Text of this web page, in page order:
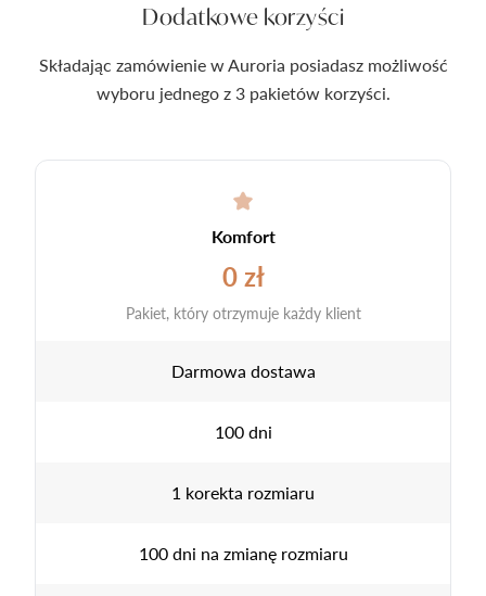
Dodatkowe korzyści
Składając zamówienie w Auroria posiadasz możliwość
wyboru jednego z 3 pakietów korzyści.
Komfort
0 zł
Pakiet, który otrzymuje każdy klient
Darmowa dostawa
100 dni
1 korekta rozmiaru
100 dni na zmianę rozmiaru